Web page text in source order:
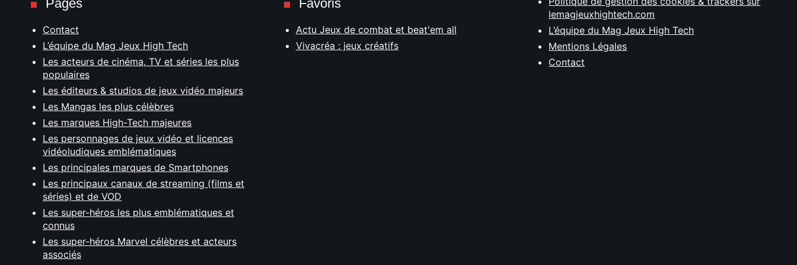
Pages
Contact
L’équipe du Mag Jeux High Tech
Les acteurs de cinéma, TV et séries les plus
populaires
Les éditeurs & studios de jeux vidéo majeurs
Les Mangas les plus célèbres
Les marques High-Tech majeures
Les personnages de jeux vidéo et licences
vidéoludiques emblématiques
Les principales marques de Smartphones
Les principaux canaux de streaming (films et
séries) et de VOD
Les super-héros les plus emblématiques et
connus
Les super-héros Marvel célèbres et acteurs
associés
Favoris
Actu Jeux de combat et beat'em all
Vivacréa : jeux créatifs
lemagjeuxhightech.com
L’équipe du Mag Jeux High Tech
Mentions Légales
Contact